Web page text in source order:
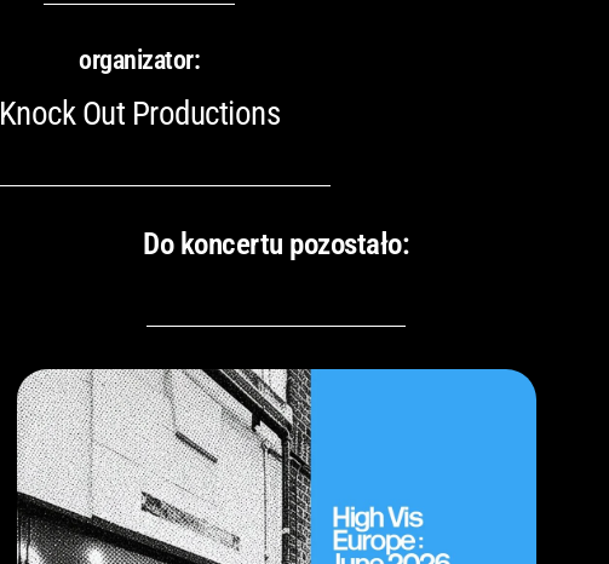
organizator:
Knock Out Productions
Do koncertu pozostało: